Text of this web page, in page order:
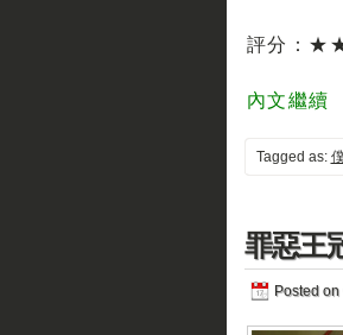
評分：
內文繼續
Tagged as:
罪惡王
Posted